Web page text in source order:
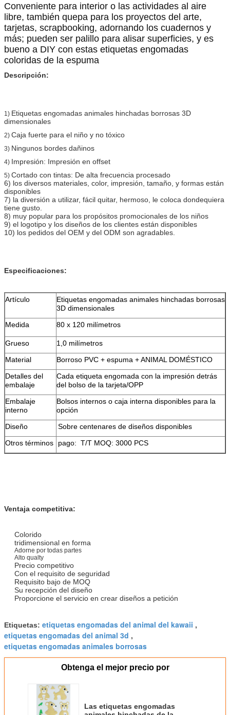
Conveniente para interior o las actividades al aire
libre, también quepa para los proyectos del arte,
tarjetas, scrapbooking, adornando los cuadernos y
más; pueden ser palillo para alisar superficies, y es
bueno a DIY con estas etiquetas engomadas
coloridas de la espuma
Descripción:
1) Etiquetas engomadas animales hinchadas borrosas 3D
dimensionales
2) Caja fuerte para el niño y no tóxico
3) Ningunos bordes dañinos
4) Impresión: Impresión en offset
5) Cortado con tintas: De alta frecuencia procesado
6) los diversos materiales, color, impresión, tamaño, y formas están
disponibles
7) la diversión a utilizar, fácil quitar, hermoso, le coloca dondequiera
tiene gusto.
8) muy popular para los propósitos promocionales de los niños
9) el logotipo y los diseños de los clientes están disponibles
10) los pedidos del OEM y del ODM son agradables.
Especificaciones:
Artículo Etiquetas engomadas animales hinchadas borrosas
3D dimensionales
Medida
80 x 120 milímetros
Grueso
1,0 milímetros
Material
Borroso PVC + espuma + ANIMAL DOMÉSTICO
Detalles del
embalaje
Cada etiqueta engomada con la impresión detrás
del bolso de la tarjeta/OPP
Embalaje
interno
Bolsos internos o caja interna disponibles para la
opción
Diseño
Sobre centenares de diseños disponibles
Otros términos
pago: T/T MOQ: 3000 PCS
Ventaja competitiva:
Colorido
tridimensional en forma
Adorne por todas partes
Alto qualty
Precio competitivo
Con el requisito de seguridad
Requisito bajo de MOQ
Su recepción del diseño
Proporcione el servicio en crear diseños a petición
Etiquetas: etiquetas engomadas del animal del kawaii ,
etiquetas engomadas del animal 3d ,
etiquetas engomadas animales borrosas
Obtenga el mejor precio por
Las etiquetas engomadas